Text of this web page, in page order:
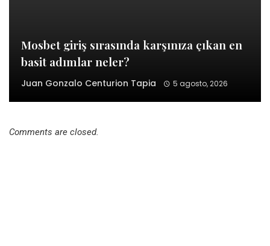
Mosbet giriş sırasında karşınıza çıkan en
basit adımlar neler?
Juan Gonzalo Centurion Tapia 5 agosto, 2026
Comments are closed.